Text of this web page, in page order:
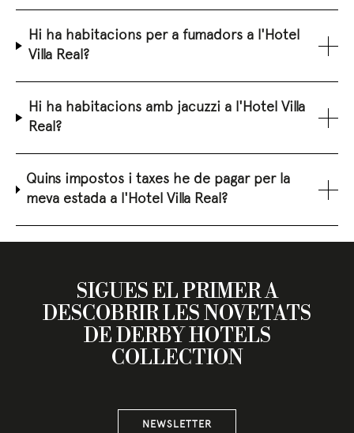
Hi ha habitacions per a fumadors a l'Hotel
Villa Real?
Hi ha habitacions amb jacuzzi a l'Hotel Villa
Real?
Quins impostos i taxes he de pagar per la
meva estada a l'Hotel Villa Real?
SIGUES EL PRIMER A
DESCOBRIR LES NOVETATS
DE DERBY HOTELS
COLLECTION
NEWSLETTER